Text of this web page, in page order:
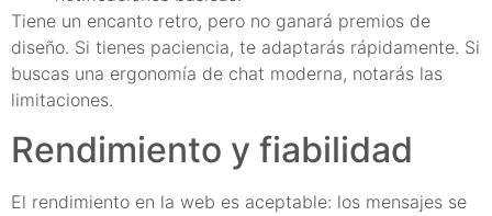
Tiene un encanto retro, pero no ganará premios de
diseño. Si tienes paciencia, te adaptarás rápidamente. Si
buscas una ergonomía de chat moderna, notarás las
limitaciones.
Rendimiento y fiabilidad
El rendimiento en la web es aceptable: los mensajes se